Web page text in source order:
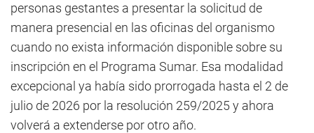
personas gestantes a presentar la solicitud de
manera presencial en las oficinas del organismo
cuando no exista información disponible sobre su
inscripción en el Programa Sumar. Esa modalidad
excepcional ya había sido prorrogada hasta el 2 de
julio de 2026 por la resolución 259/2025 y ahora
volverá a extenderse por otro año.